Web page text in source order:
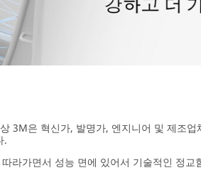
3M은 혁신가, 발명가, 엔지니어 및 제조
.
라가면서 성능 면에 있어서 기술적인 정